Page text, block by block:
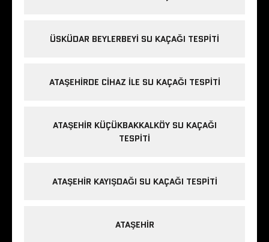
ÜSKÜDAR BEYLERBEYI SU KAÇAĞI TESPITI
ATAŞEHIRDE CIHAZ ILE SU KAÇAĞI TESPITI
ATAŞEHIR KÜÇÜKBAKKALKÖY SU KAÇAĞI
TESPITI
ATAŞEHIR KAYIŞDAĞI SU KAÇAĞI TESPITI
ATAŞEHIR